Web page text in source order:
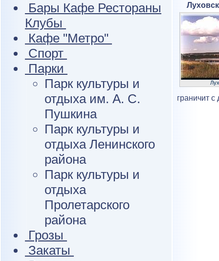
Бары Кафе Рестораны
Клубы
Кафе "Метро"
Спорт
Парки
Парк культуры и
отдыха им. А. С.
Пушкина
Парк культуры и
отдыха Ленинского
района
Парк культуры и
отдыха
Пролетарского
района
Грозы
Закаты
граничит с